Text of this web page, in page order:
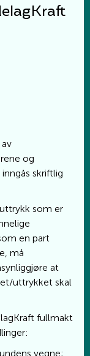
og
skriftlig
som er
en part
må
at
uttrykket skal
fullmakt
vegne;